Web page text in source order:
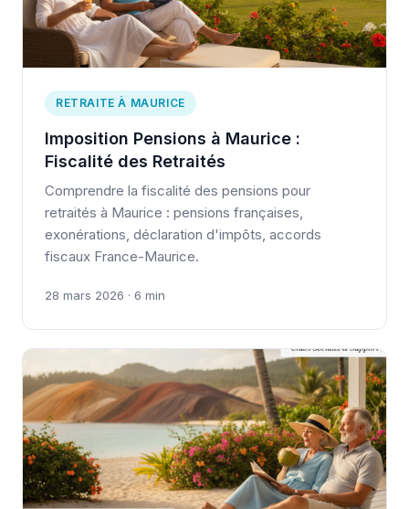
RETRAITE À MAURICE
Imposition Pensions à Maurice :
Fiscalité des Retraités
Comprendre la fiscalité des pensions pour
retraités à Maurice : pensions françaises,
exonérations, déclaration d'impôts, accords
fiscaux France-Maurice.
28 mars 2026 · 6 min